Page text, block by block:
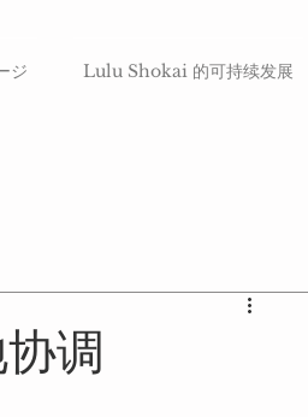
ジ Lulu Shokai 的可持续发展
调